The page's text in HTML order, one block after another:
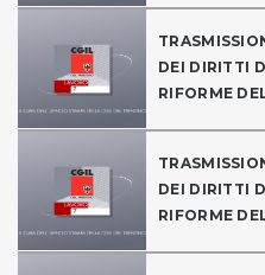
DEI DIRITTI
RIFORME
DEI DIRITTI
RIFORME